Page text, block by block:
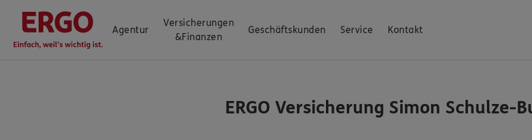
Agentur
Versicherungen
&Finanzen
Geschäftskunden Service Kontakt
ERGO Versicherung Simon Schulze-